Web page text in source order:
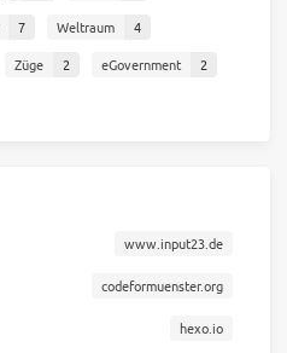
7 Weltraum
4
Züge 2 eGovernment
2
www.input23.de
codeformuenster.org
hexo.io